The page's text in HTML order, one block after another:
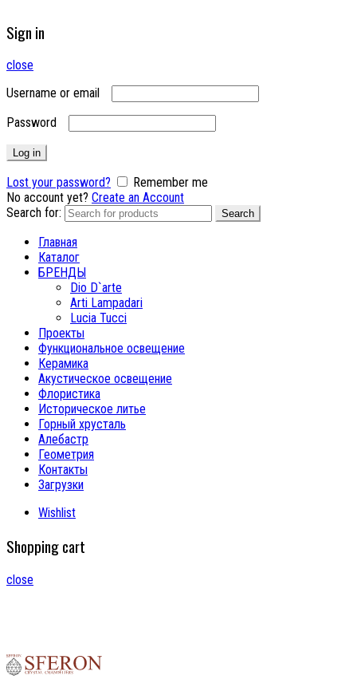
Sign in
close
Username or email
Password
Log in
Lost your password?
Remember me
No account yet? Create an Account
Search for:
Search
Главная
Каталог
БРЕНДЫ
Dio D`arte
Arti Lampadari
Lucia Tucci
Проекты
Функциональное освещение
Керамика
Акустическое освещение
Флористика
Историческое литье
Горный хрусталь
Алебастр
Геометрия
Контакты
Загрузки
Wishlist
Shopping cart
close